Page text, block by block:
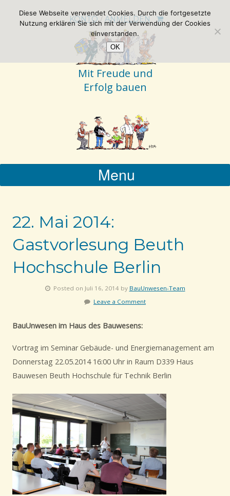
KONTO/ ANMELDEN
Mit Freude und
Erfolg bauen
Menu
22. Mai 2014:
Gastvorlesung Beuth
Hochschule Berlin
Posted on Juli 16, 2014 by BauUnwesen-Team
Leave a Comment
BauUnwesen im Haus des Bauwesens:
Vortrag im Seminar Gebäude- und Energiemanagement am
Donnerstag 22.05.2014 16:00 Uhr in Raum D339 Haus
Bauwesen Beuth Hochschule für Technik Berlin
Diese Webseite verwendet Cookies. Durch die fortgesetzte
Nutzung erklären Sie sich mit der Verwendung der Cookies
einverstanden.
OK